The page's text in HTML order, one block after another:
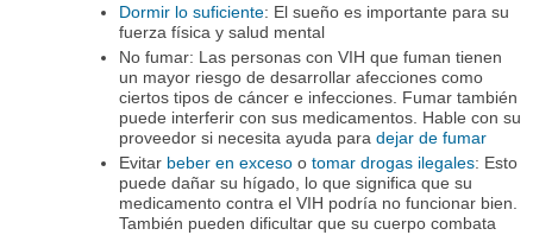
Dormir lo suficiente: El sueño es importante para su
fuerza física y salud mental
No fumar: Las personas con VIH que fuman tienen
un mayor riesgo de desarrollar afecciones como
ciertos tipos de cáncer e infecciones. Fumar también
puede interferir con sus medicamentos. Hable con su
proveedor si necesita ayuda para dejar de fumar
Evitar beber en excesoo tomar drogas ilegales: Esto
puede dañar su hígado, lo que significa que su
medicamento contra el VIH podría no funcionar bien.
También pueden dificultar que su cuerpo combata